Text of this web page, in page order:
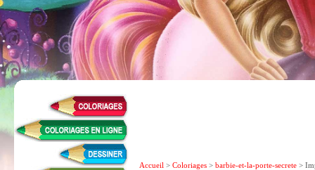
Accueil > Coloriages > barbie-et-la-porte-secrete >